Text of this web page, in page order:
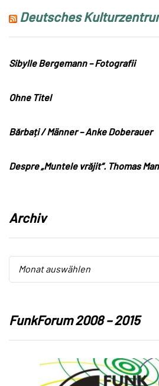
Deutsches
Sibylle Bergemann – Fotografii
Ohne Titel
Bărbați / Männer – Anke Doberauer
Despre „Muntele vrăjit“. Thomas
Archiv
Archiv
Monat auswählen
Archiv
FunkForum 2008 – 2015